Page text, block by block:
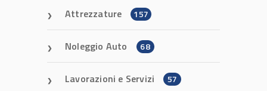
Attrezzature 157
Noleggio Auto 68
Lavorazioni e Servizi 57